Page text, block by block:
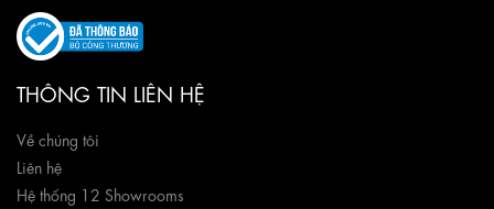
THÔNG TIN LIÊN HỆ
Về chúng tôi
Liên hệ
Hệ thống 12 Showrooms